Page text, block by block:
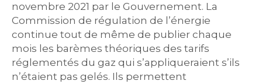
novembre 2021 par le Gouvernement. La
Commission de régulation de l’énergie
continue tout de même de publier chaque
mois les barèmes théoriques des tarifs
réglementés du gaz qui s’appliqueraient s’ils
n’étaient pas gelés. Ils permettent